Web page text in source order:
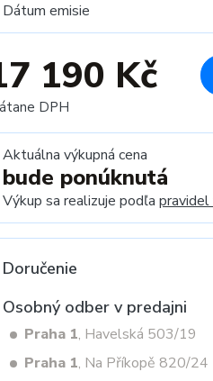
Dátum emisie
190 Kč
DPH
Aktuálna výkupná cena
bude ponúknutá
Výkup sa realizuje podľa pravidel
Doručenie
Osobný odber v predajni
Praha 1, Havelská 503/19
Praha 1, Na Příkopě 820/24